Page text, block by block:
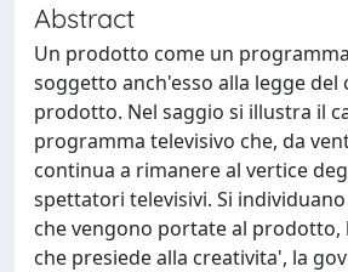
Abstract
Un prodotto come un
soggetto anch'esso alla legge del
prodotto. Nel saggio si illustra il
programma televisivo che, da
continua a rimanere al vertice
spettatori televisivi. Si
che vengono portate al prodotto,
che presiede alla creativita', la